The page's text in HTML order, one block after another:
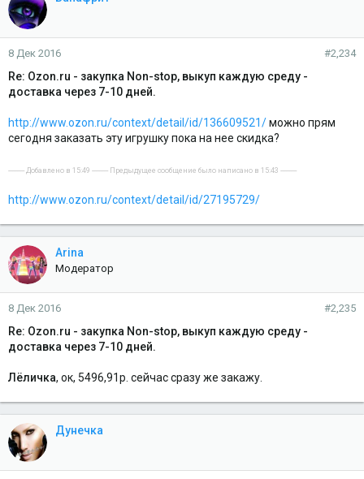
8 Дек 2016 #2,234
Re: Ozon.ru - закупка Non-stop, выкуп каждую среду -
доставка через 7-10 дней.
http://www.ozon.ru/context/detail/id/136609521/можно прям
сегодня заказать эту игрушку пока на нее скидка?
---------- Добавлено в 15:49 ---------- Предыдущее сообщение было написано в 15:43 ----------
http://www.ozon.ru/context/detail/id/27195729/
Arina
Модератор
8 Дек 2016 #2,235
Re: Ozon.ru - закупка Non-stop, выкуп каждую среду -
доставка через 7-10 дней.
Лёличка, ок, 5496,91р. сейчас сразу же закажу.
Дунечка